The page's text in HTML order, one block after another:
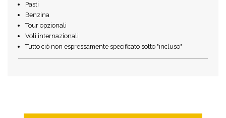
Pasti
Benzina
Tour opzionali
Voli internazionali
Tutto ció non espressamente specificato sotto "incluso"